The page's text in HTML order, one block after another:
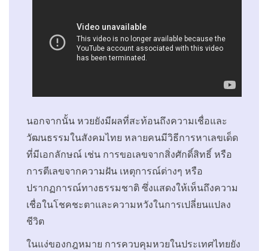
นอกจากนั้น หวยยังมีผลที่สะท้อนถึงความเชื่อและ
วัฒนธรรมในสังคมไทย หลายคนมีวิธีการหาเลขเด็ด
ที่มีเอกลักษณ์ เช่น การขอเลขจากสิ่งศักดิ์สิทธิ์ หรือ
การตีเลขจากความฝัน เหตุการณ์ต่างๆ หรือ
ปรากฏการณ์ทางธรรมชาติ ซึ่งแสดงให้เห็นถึงความ
เชื่อในโชคชะตาและความหวังในการเปลี่ยนแปลง
ชีวิต
ในแง่ของกฎหมาย การควบคุมหวยในประเทศไทยยัง